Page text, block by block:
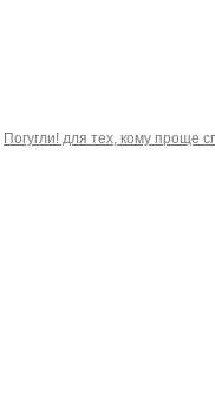
Погугли! для тех, кому проще